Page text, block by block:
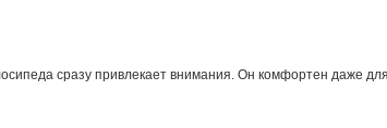
сразу привлекает внимания. Он комфортен даже